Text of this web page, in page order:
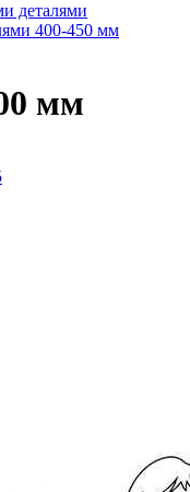
деталями
400-450 мм
мм